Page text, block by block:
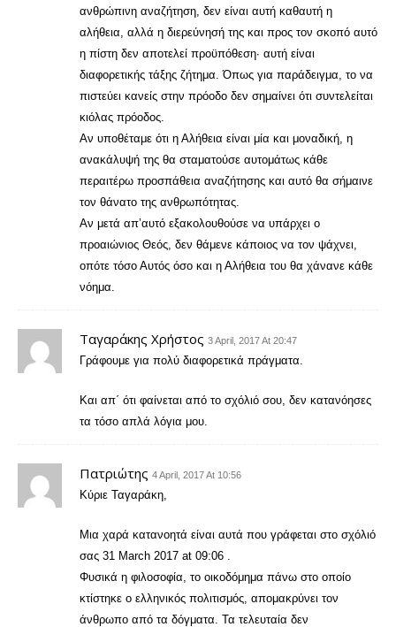
ανθρώπινη αναζήτηση, δεν είναι αυτή καθαυτή η
αλήθεια, αλλά η διερεύνησή της και προς τον σκοπό αυτό
η πίστη δεν αποτελεί προϋπόθεση∙ αυτή είναι
διαφορετικής τάξης ζήτημα. Όπως για παράδειγμα, το να
πιστεύει κανείς στην πρόοδο δεν σημαίνει ότι συντελείται
κιόλας πρόοδος.
Αν υποθέταμε ότι η Αλήθεια είναι μία και μοναδική, η
ανακάλυψή της θα σταματούσε αυτομάτως κάθε
περαιτέρω προσπάθεια αναζήτησης και αυτό θα σήμαινε
τον θάνατο της ανθρωπότητας.
Αν μετά απ’αυτό εξακολουθούσε να υπάρχει ο
προαιώνιος Θεός, δεν θάμενε κάποιος να τον ψάχνει,
οπότε τόσο Αυτός όσο και η Αλήθεια του θα χάνανε κάθε
νόημα.
Ταγαράκης Χρήστος 3 April, 2017 At 20:47
Γράφουμε για πολύ διαφορετικά πράγματα.
Και απ΄ ότι φαίνεται από το σχόλιό σου, δεν κατανόησες
τα τόσο απλά λόγια μου.
Πατριώτης 4 April, 2017 At 10:56
Κύριε Ταγαράκη,
Μια χαρά κατανοητά είναι αυτά που γράφεται στο σχόλιό
σας 31 March 2017 at 09:06 .
Φυσικά η φιλοσοφία, το οικοδόμημα πάνω στο οποίο
κτίστηκε ο ελληνικός πολιτισμός, απομακρύνει τον
άνθρωπο από τα δόγματα. Τα τελευταία δεν